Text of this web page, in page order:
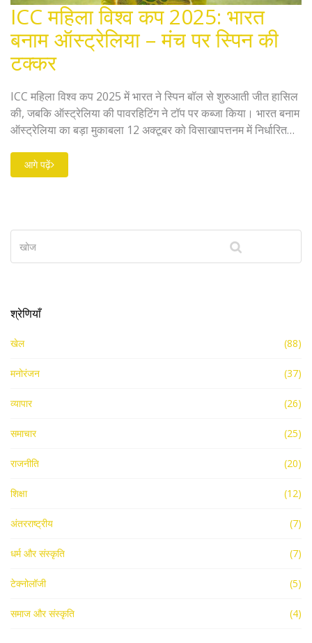
ICC महिला विश्व कप 2025: भारत
बनाम ऑस्ट्रेलिया – मंच पर स्पिन की
टक्कर
ICC महिला विश्व कप 2025 में भारत ने स्पिन बॉल से शुरुआती जीत हासिल
की, जबकि ऑस्ट्रेलिया की पावरहिटिंग ने टॉप पर कब्जा किया। भारत बनाम
ऑस्ट्रेलिया का बड़ा मुकाबला 12 अक्टूबर को विसाखापत्तनम में निर्धारित
आगे पढ़ें
श्रेणियाँ
खेल (88)
मनोरंजन (37)
व्यापार (26)
समाचार (25)
राजनीति (20)
शिक्षा (12)
अंतरराष्ट्रीय (7)
धर्म और संस्कृति (7)
टेक्नोलॉजी (5)
समाज और संस्कृति (4)